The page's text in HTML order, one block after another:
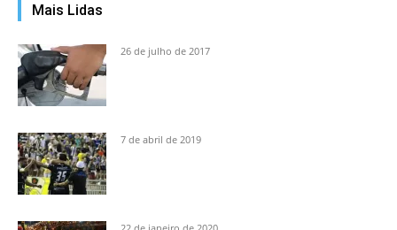
Mais Lidas
26 de julho de 2017
7 de abril de 2019